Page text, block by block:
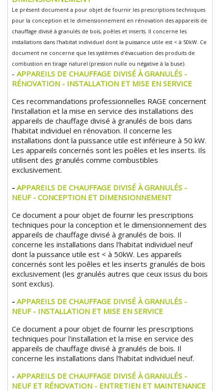
Le présent document a pour objet de fournir les prescriptions techniques
pour la conception et le dimensionnement en rénovation des appareils de
chauffage divisé à granulés de bois, poêles et inserts. Il concerne les
installations dans l'habitat individuel dont la puissance utile est < à 50kW. Ce
document ne concerne que les systèmes d'évacuation des produits de
combustion en tirage naturel (pression nulle ou négative à la buse).
-APPAREILS DE CHAUFFAGE DIVISÉ À GRANULÉS -
RÉNOVATION - INSTALLATION ET MISE EN SERVICE
Ces recommandations professionnelles RAGE concernent
l'installation et la mise en service des installations des
appareils de chauffage divisé à granulés de bois dans
l’habitat individuel en rénovation. Il concerne les
installations dont la puissance utile est inférieure à 50 kW.
Les appareils concernés sont les poêles et les inserts. Ils
utilisent des granulés comme combustibles
exclusivement.
-APPAREILS DE CHAUFFAGE DIVISÉ À GRANULÉS -
NEUF - CONCEPTION ET DIMENSIONNEMENT
Ce document a pour objet de fournir les prescriptions
techniques pour la conception et le dimensionnement des
appareils de chauffage divisé à granulés de bois. Il
concerne les installations dans l'habitat individuel neuf
dont la puissance utile est < à 50kW. Les appareils
concernés sont les poêles et les inserts granulés de bois
exclusivement (les granulés autres que ceux issus du bois
sont exclus).
-APPAREILS DE CHAUFFAGE DIVISÉ À GRANULÉS -
NEUF - INSTALLATION ET MISE EN SERVICE
Ce document a pour objet de fournir les prescriptions
techniques pour l'installation et la mise en service des
appareils de chauffage divisé à granulés de bois. Il
concerne les installations dans l'habitat individuel neuf.
-APPAREILS DE CHAUFFAGE DIVISÉ À GRANULÉS -
NEUF ET RÉNOVATION - ENTRETIEN ET MAINTENANCE